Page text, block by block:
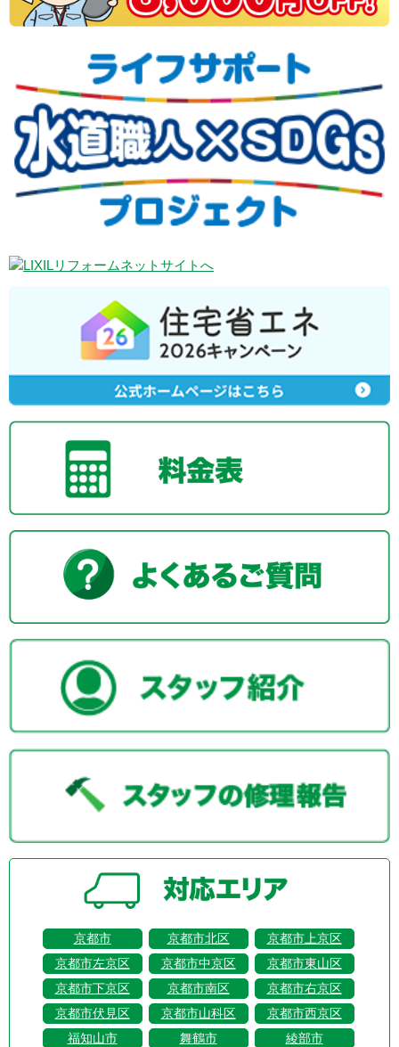
京都市 京都市北区
京都市上京区
京都市左京区
京都市中京区
京都市東山区
京都市下京区
京都市南区
京都市右京区
京都市伏見区
京都市山科区
京都市西京区
福知山市
舞鶴市
綾部市